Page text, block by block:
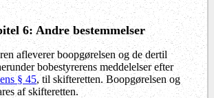
6: Andre bestemmelser
afleverer boopgørelsen og de dertil
bobestyrerens meddelelser efter
§ 45, til skifteretten. Boopgørelsen og
af skifteretten.